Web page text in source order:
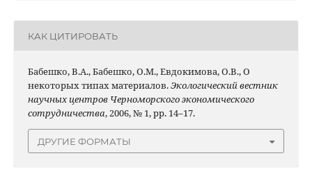
КАК ЦИТИРОВАТЬ
Бабешко, В.А., Бабешко, О.М., Евдокимова, О.В., О
некоторых типах материалов.Экологический вестник
научных центров Черноморского экономического
сотрудничества, 2006, № 1, pp. 14–17.
ДРУГИЕ ФОРМАТЫ